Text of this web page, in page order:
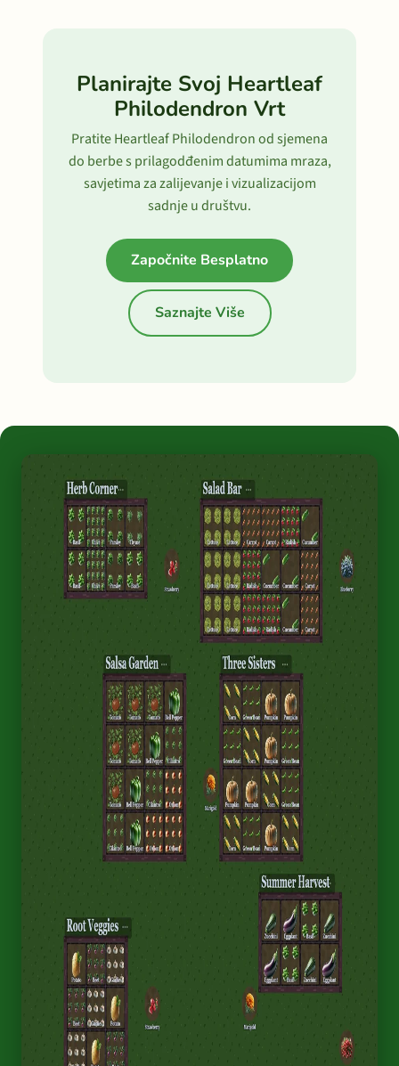
Planirajte Svoj Heartleaf
Philodendron Vrt
Pratite Heartleaf Philodendron od sjemena
do berbe s prilagodđenim datumima mraza,
savjetima za zalijevanje i vizualizacijom
sadnje u društvu.
Započnite Besplatno
Saznajte Više